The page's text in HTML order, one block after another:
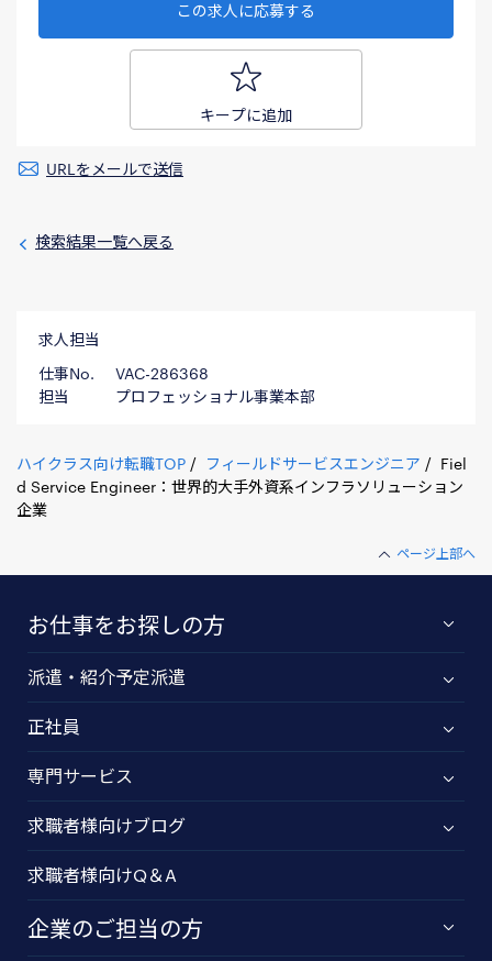
この求人に応募する
キープに追加
URLをメールで送信
検索結果一覧へ戻る
求人担当
仕事No.
VAC-286368
担当
プロフェッショナル事業本部
ハイクラス向け転職TOP フィールドサービスエンジニア
Fiel
d Service Engineer：世界的大手外資系インフラソリューション
企業
ページ上部へ
お仕事をお探しの方
派遣・紹介予定派遣
正社員
専門サービス
求職者様向けブログ
求職者様向けQ＆A
企業のご担当の方